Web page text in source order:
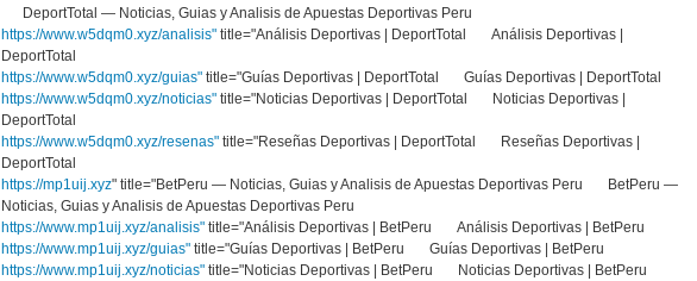
DeportTotal — Noticias, Guias y Analisis de Apuestas Deportivas Peru
https://www.w5dqm0.xyz/analisis" title="Análisis Deportivas | DeportTotal Análisis Deportivas |
DeportTotal
https://www.w5dqm0.xyz/guias" title="Guías Deportivas | DeportTotal Guías Deportivas | DeportTotal
https://www.w5dqm0.xyz/noticias" title="Noticias Deportivas | DeportTotal Noticias Deportivas |
DeportTotal
https://www.w5dqm0.xyz/resenas" title="Reseñas Deportivas | DeportTotal Reseñas Deportivas |
DeportTotal
https://mp1uij.xyz" title="BetPeru — Noticias, Guias y Analisis de Apuestas Deportivas Peru BetPeru —
Noticias, Guias y Analisis de Apuestas Deportivas Peru
https://www.mp1uij.xyz/analisis" title="Análisis Deportivas | BetPeru Análisis Deportivas | BetPeru
https://www.mp1uij.xyz/guias" title="Guías Deportivas | BetPeru Guías Deportivas | BetPeru
https://www.mp1uij.xyz/noticias" title="Noticias Deportivas | BetPeru Noticias Deportivas | BetPeru